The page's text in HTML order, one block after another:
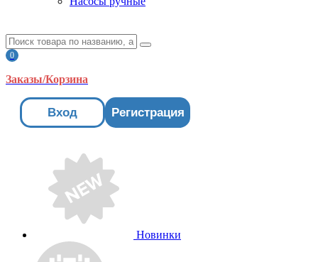
0
Заказы/Корзина
Вход Регистрация
Новинки